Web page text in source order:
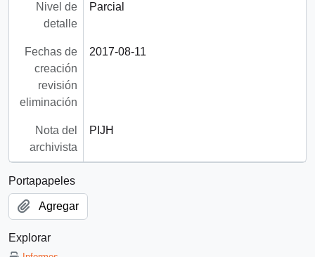
Nivel de
detalle
Parcial
Fechas de
creación
revisión
eliminación
2017-08-11
Nota del
archivista
PIJH
Portapapeles
Agregar
Explorar